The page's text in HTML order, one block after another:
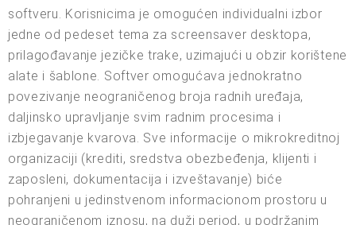
softveru. Korisnicima je omogućen individualni izbor
jedne od pedeset tema za screensaver desktopa,
prilagođavanje jezičke trake, uzimajući u obzir korištene
alate i šablone. Softver omogućava jednokratno
povezivanje neograničenog broja radnih uređaja,
daljinsko upravljanje svim radnim procesima i
izbjegavanje kvarova. Sve informacije o mikrokreditnoj
organizaciji (krediti, sredstva obezbeđenja, klijenti i
zaposleni, dokumentacija i izveštavanje) biće
pohranjeni u jedinstvenom informacionom prostoru u
neograničenom iznosu, na duži period, u podržanim